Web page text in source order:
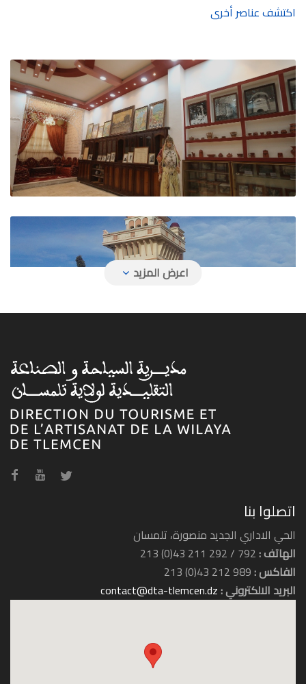
اكتشف عناصر أخرى
وكالة السفر ياسين سفر
وكالة السفر بوماريا ترافل
وكالة السفر جول ترافل
اتصلوا بنا
الحي الاداري الجديد منصورة، تلمسان
الهاتف :792 / 292 211 43(0) 213
الفاكس :989 212 43(0) 213
البريد الالكتروني :contact@dta-tlemcen.dz